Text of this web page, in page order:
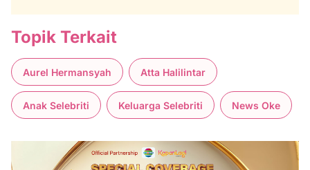
Topik Terkait
Aurel Hermansyah Atta Halilintar
Anak Selebriti Keluarga Selebriti News Oke